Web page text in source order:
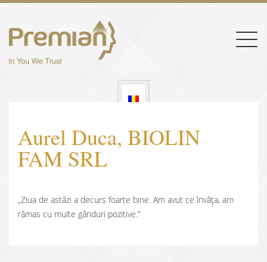
Aurel Duca, BIOLIN
FAM SRL
„Ziua de astăzi a decurs foarte bine. Am avut ce învăța, am
rămas cu multe gânduri pozitive.”